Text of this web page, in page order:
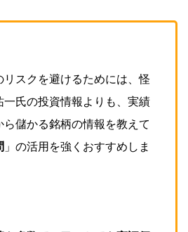
スクを避けるためには、怪
一氏の投資情報よりも、実績
ら儲かる銘柄の情報を教えて
」の活用を強くおすすめしま